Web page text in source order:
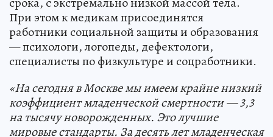
При этом к медикам присоединятся
работники социальной защиты и образования
— психологи, логопеды, дефектологи,
специалисты по физкультуре и соцработники.
«На сегодня в Москве мы имеем крайне низкий
коэффициент младенческой смертности — 3,3
на тысячу новорожденных. Это лучшие
мировые стандарты. За десять лет младенческая